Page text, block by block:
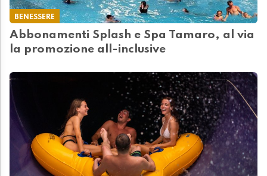
BENESSERE
Abbonamenti Splash e Spa Tamaro, al via
la promozione all-inclusive